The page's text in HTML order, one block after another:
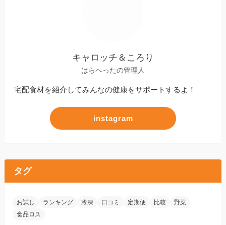
キャロッチ＆ころり
はらへったの管理人
宅配食材を紹介してみんなの健康をサポートするよ！
instagram
タグ
お試し ランキング 冷凍 口コミ 定期便 比較
野菜
食品ロス